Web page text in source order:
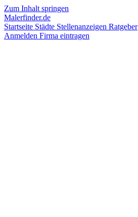
Zum Inhalt springen
Malerfinder.de
Startseite Städte Stellenanzeigen Ratgeber
Anmelden Firma eintragen